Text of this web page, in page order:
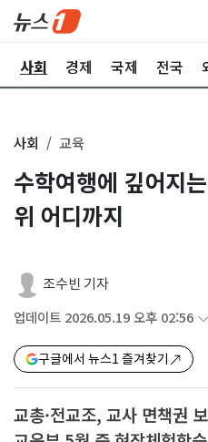
사회 경제 국제 전국
사회 교육
수학여행에 깊어지
위 어디까지
조수빈 기자
업데이트 2026.05.19 오후 02:56
구글에서 뉴스1 즐겨찾기
교총·전교조, 교사 면책권